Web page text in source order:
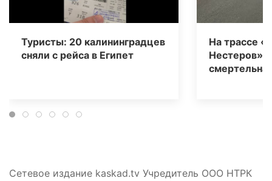
Туристы: 20 калининградцев
сняли с рейса в Египет
На трассе
Нестеров»
Сетевое издание kaskad.tv Учредитель ООО НТРК